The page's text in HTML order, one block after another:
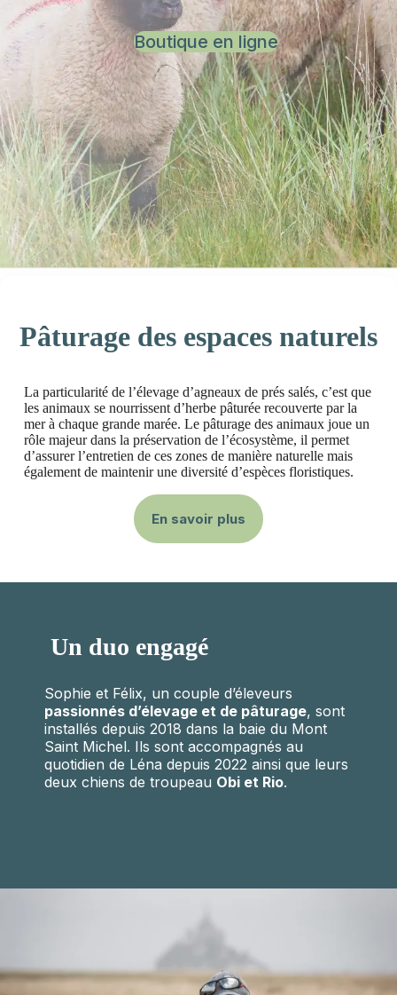
Boutique en ligne
Pâturage des espaces naturels
La particularité de l’élevage d’agneaux de prés salés, c’est que
les animaux se nourrissent d’herbe pâturée recouverte par la
mer à chaque grande marée. Le pâturage des animaux joue un
rôle majeur dans la préservation de l’écosystème, il permet
d’assurer l’entretien de ces zones de manière naturelle mais
également de maintenir une diversité d’espèces floristiques.
En savoir plus
Un duo engagé
Sophie et Félix, un couple d’éleveurs
passionnés d’élevage et de pâturage, sont
installés depuis 2018 dans la baie du Mont
Saint Michel. Ils sont accompagnés au
quotidien de Léna depuis 2022 ainsi que leurs
deux chiens de troupeau Obi et Rio.